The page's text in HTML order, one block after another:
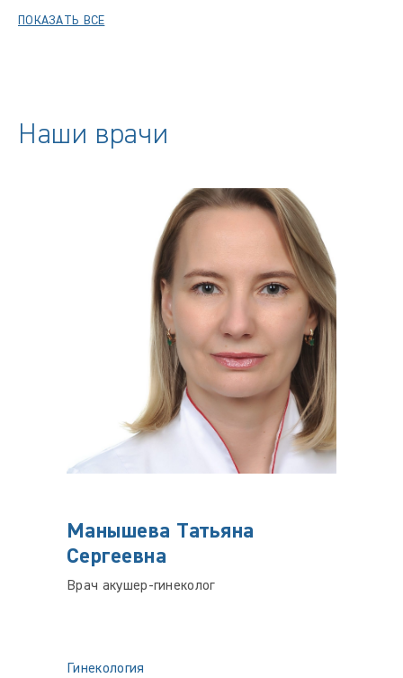
ПОКАЗАТЬ ВСЕ
Наши врачи
Манышева Татьяна
Сергеевна
Врач акушер-гинеколог
Гинекология